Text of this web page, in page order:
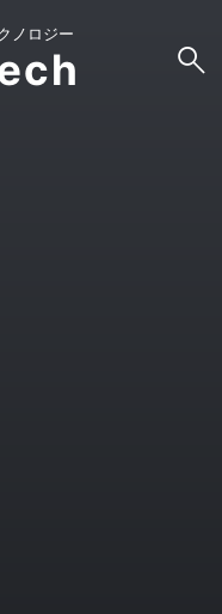
ノロジー